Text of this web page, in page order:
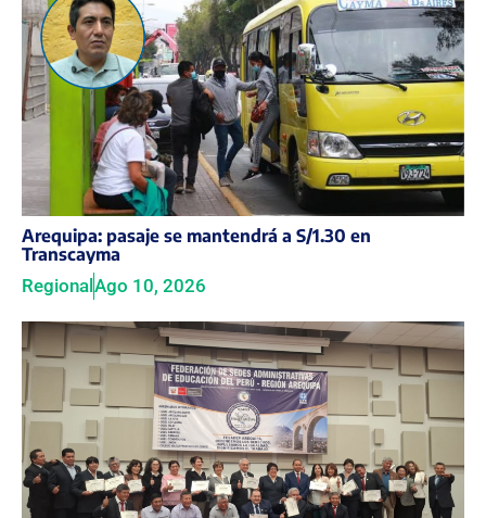
Arequipa: pasaje se mantendrá a S/1.30 en
Transcayma
Regional Ago 10, 2026